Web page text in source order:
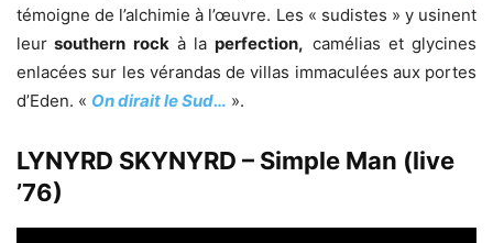
témoigne de l’alchimie à l’œuvre. Les « sudistes » y usinent
leur southern rockà laperfection, camélias et glycines
enlacées sur les vérandas de villas immaculées aux portes
d’Eden. « On dirait le Sud… ».
LYNYRD SKYNYRD – Simple Man (live
’76)